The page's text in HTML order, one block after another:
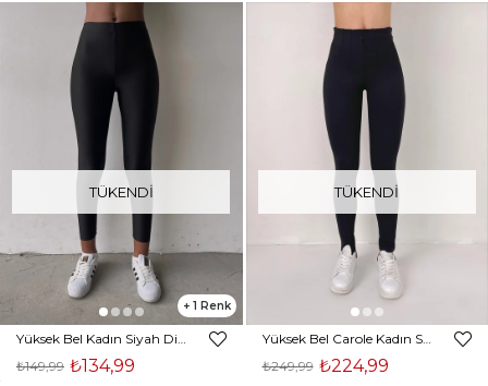
TÜKENDI
1
₺134,99
₺149,99
TÜKENDI
Yüksek Bel Carole Kadın Siyah Tayt 23K000279
₺224,99
₺249,99